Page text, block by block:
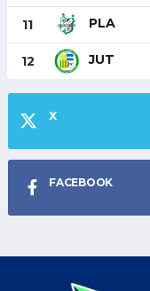
11 PLA
12 JUT
X
FACEBOOK